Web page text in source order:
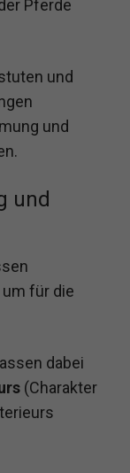
Pferde
und
und
und
für die
dabei
(Charakter